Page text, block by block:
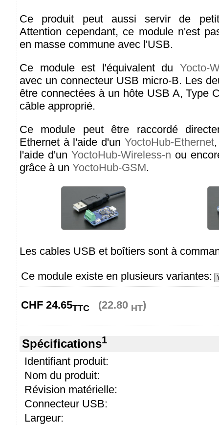
Ce produit peut aussi servir de
Attention cependant, ce module n'est
en masse commune avec l'USB.
Ce module est l'équivalent du Yocto-
avec un connecteur USB micro-B. Les
être connectées à un hôte USB A, Type
câble approprié.
Ce module peut être raccordé
Ethernet à l'aide d'un YoctoHub-Ethernet
l'aide d'un YoctoHub-Wireless-n ou
grâce à un YoctoHub-GSM.
Les cables USB et boîtiers sont à
Ce module existe en plusieurs variantes:
CHF 24.65TTC (22.80 HT)
Spécifications1
Identifiant produit:
Nom du produit:
Révision matérielle:
Connecteur USB:
Largeur: